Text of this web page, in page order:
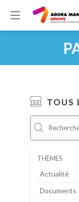
TOUS
THÈMES
Actualité
Documents